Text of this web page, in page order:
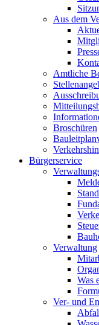
Aus dem
Amtliche
Broschüren
Bürgerservice
Verwaltung
Was
Ver- und